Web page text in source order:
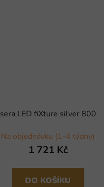
sera LED fiXture silver 800
Na objednávku (1-4 týdny)
1 721 Kč
DO KOŠÍKU